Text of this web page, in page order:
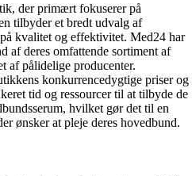
der primært fokuserer på
tilbyder et bredt udvalg af
kvalitet og effektivitet. Med24 har
af deres omfattende sortiment af
af pålidelige producenter.
konkurrencedygtige priser og
tid og ressourcer til at tilbyde de
hvilket gør det til en
ønsker at pleje deres hovedbund.